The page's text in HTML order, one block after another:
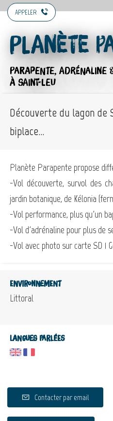
APPELER
Planète
PARAPENTE, ADRÉNALINE
À SAINT-LEU
Découverte du lagon de
biplace...
Planète Parapente propose
-Vol découverte, survol des
jardin botanique, de Kélonia
-Vol performance, plus qu'un
-Vol d'adrénaline pour plus de
-Vol avec photo sur carte SD 1
Environnement
Littoral
Langues parlées
Contacter par email